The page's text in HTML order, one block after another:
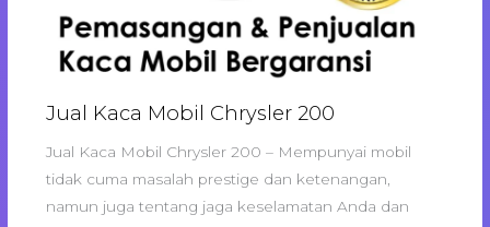
Jual Kaca Mobil Chrysler 200
Jual Kaca Mobil Chrysler 200 – Mempunyai mobil
tidak cuma masalah prestige dan ketenangan,
namun juga tentang jaga keselamatan Anda dan